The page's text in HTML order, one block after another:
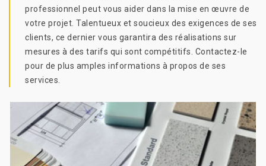
professionnel peut vous aider dans la mise en œuvre de
votre projet. Talentueux et soucieux des exigences de ses
clients, ce dernier vous garantira des réalisations sur
mesures à des tarifs qui sont compétitifs. Contactez-le
pour de plus amples informations à propos de ses
services.